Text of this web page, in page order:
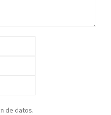
de datos.